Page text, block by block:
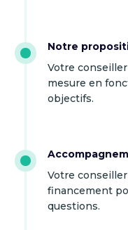
Notre
Votre
mesure en
objectifs.
Votre
financement
questions.